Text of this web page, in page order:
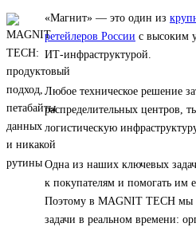
«Магнит» — это один из
ретейлеров России с высоким
ИТ-инфраструктурой.
Любое техническое решение
распределительных центров,
логистическую
Одна из наших ключевых
к покупателям и помогать им
Поэтому в MAGNIT TECH мы
задачи в реальном времени: